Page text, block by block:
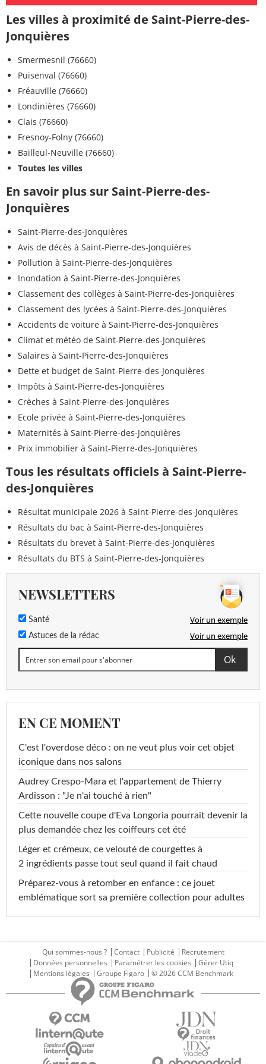
Les villes à proximité de Saint-Pierre-des-
Jonquières
Smermesnil (76660)
Puisenval (76660)
Fréauville (76660)
Londinières (76660)
Clais (76660)
Fresnoy-Folny (76660)
Bailleul-Neuville (76660)
Toutes les villes
En savoir plus sur Saint-Pierre-des-
Jonquières
Saint-Pierre-des-Jonquières
Avis de décès à Saint-Pierre-des-Jonquières
Pollution à Saint-Pierre-des-Jonquières
Inondation à Saint-Pierre-des-Jonquières
Classement des collèges à Saint-Pierre-des-Jonquières
Classement des lycées à Saint-Pierre-des-Jonquières
Accidents de voiture à Saint-Pierre-des-Jonquières
Climat et météo de Saint-Pierre-des-Jonquières
Salaires à Saint-Pierre-des-Jonquières
Dette et budget de Saint-Pierre-des-Jonquières
Impôts à Saint-Pierre-des-Jonquières
Crèches à Saint-Pierre-des-Jonquières
Ecole privée à Saint-Pierre-des-Jonquières
Maternités à Saint-Pierre-des-Jonquières
Prix immobilier à Saint-Pierre-des-Jonquières
Tous les résultats officiels à Saint-Pierre-
des-Jonquières
Résultat municipale 2026 à Saint-Pierre-des-Jonquières
Résultats du bac à Saint-Pierre-des-Jonquières
Résultats du brevet à Saint-Pierre-des-Jonquières
Résultats du BTS à Saint-Pierre-des-Jonquières
NEWSLETTERS
Santé Voir un exemple
Astuces de la rédac Voir un exemple
EN CE MOMENT
C'est l'overdose déco : on ne veut plus voir cet objet
iconique dans nos salons
Audrey Crespo-Mara et l'appartement de Thierry
Ardisson : "Je n'ai touché à rien"
Cette nouvelle coupe d'Eva Longoria pourrait devenir la
plus demandée chez les coiffeurs cet été
Léger et crémeux, ce velouté de courgettes à
2 ingrédients passe tout seul quand il fait chaud
Préparez-vous à retomber en enfance : ce jouet
emblématique sort sa première collection pour adultes
Qui sommes-nous ? Contact Publicité
Recrutement
Données personnelles
Paramétrer les cookies
Gérer Utiq
Mentions légales
Groupe Figaro © 2026 CCM Benchmark